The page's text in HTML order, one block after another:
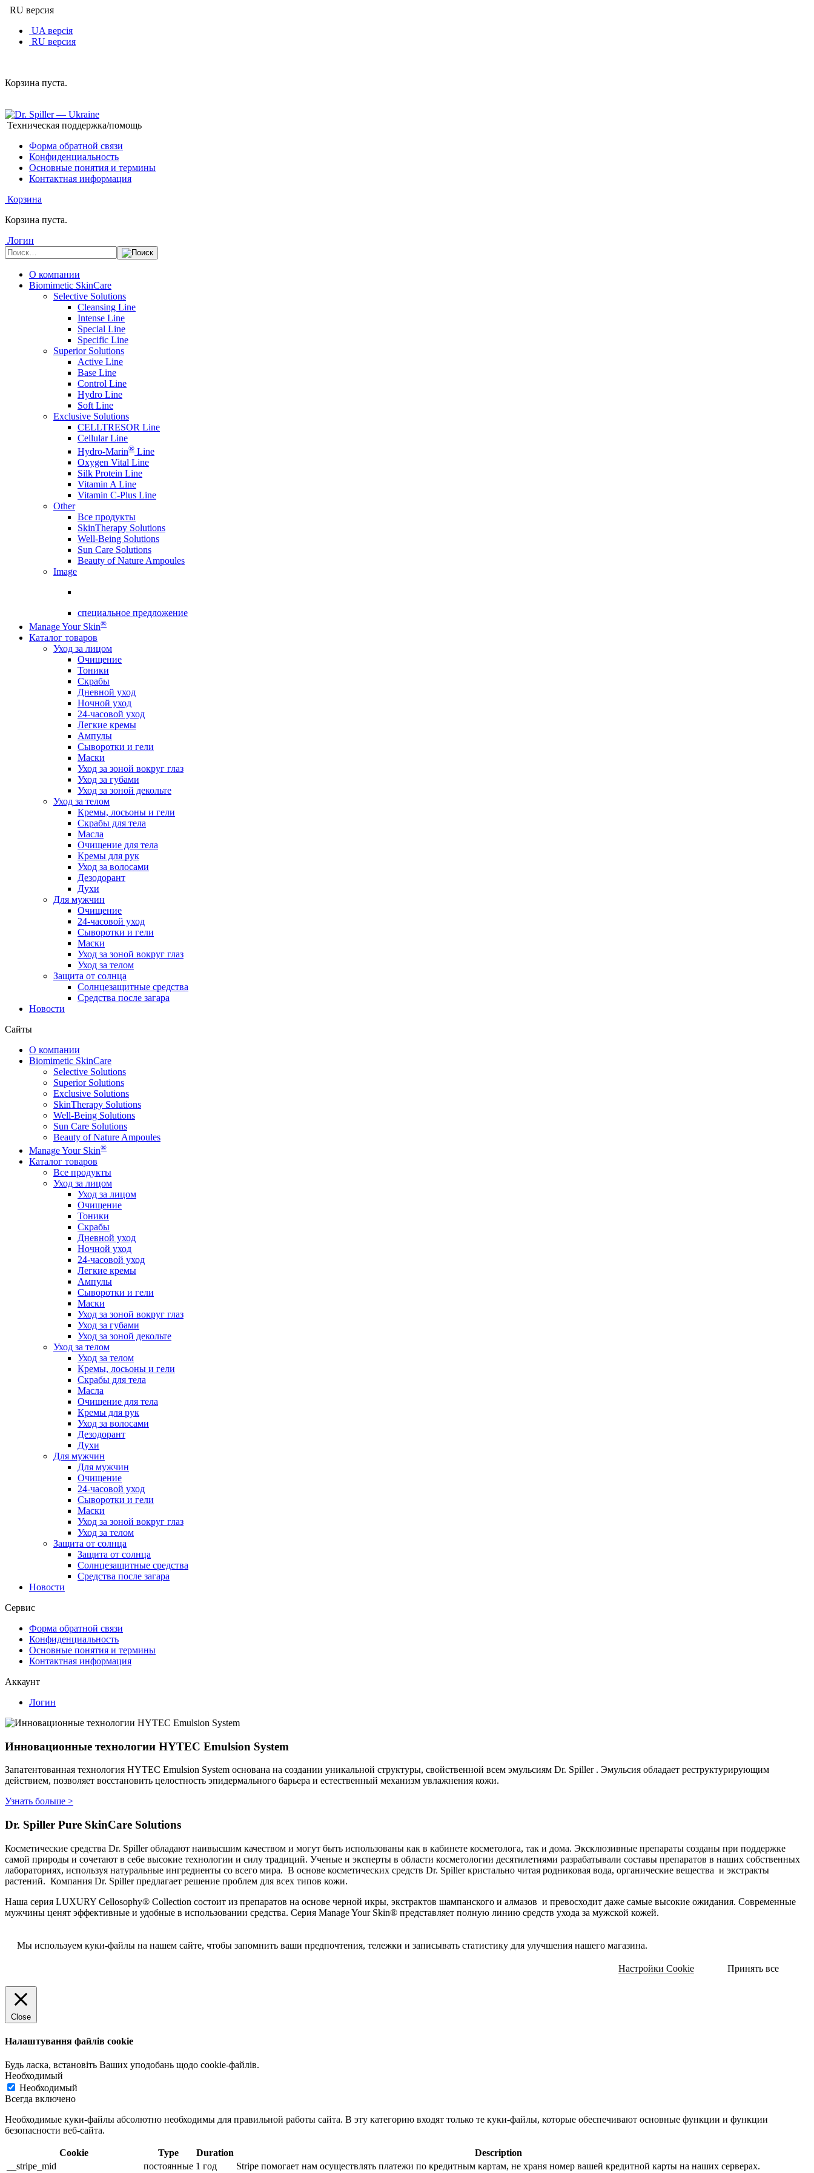
RU версия
UA версія
RU версия
Корзина пуста.
Техническая поддержка/помощь
Форма обратной связи
Конфиденциальность
Основные понятия и термины
Контактная информация
Корзина
Корзина пуста.
Логин
О компании
Biomimetic SkinCare
Selective Solutions
Cleansing Line
Intense Line
Special Line
Specific Line
Superior Solutions
Active Line
Base Line
Control Line
Hydro Line
Soft Line
Exclusive Solutions
CELLTRESOR Line
Cellular Line
Hydro-Marin® Line
Oxygen Vital Line
Silk Protein Line
Vitamin A Line
Vitamin C-Plus Line
Other
Все продукты
SkinTherapy Solutions
Well-Being Solutions
Sun Care Solutions
Beauty of Nature Ampoules
Image
специальное предложение
Manage Your Skin®
Каталог товаров
Уход за лицом
Очищение
Тоники
Скрабы
Дневной уход
Ночной уход
24-часовой уход
Легкие кремы
Ампулы
Сыворотки и гели
Маски
Уход за зоной вокруг глаз
Уход за губами
Уход за зоной декольте
Уход за телом
Кремы, лосьоны и гели
Скрабы для тела
Масла
Очищение для тела
Кремы для рук
Уход за волосами
Дезодорант
Духи
Для мужчин
Очищение
24-часовой уход
Сыворотки и гели
Маски
Уход за зоной вокруг глаз
Уход за телом
Защита от солнца
Солнцезащитные средства
Средства после загара
Новости
Сайты
О компании
Biomimetic SkinCare
Selective Solutions
Superior Solutions
Exclusive Solutions
SkinTherapy Solutions
Well-Being Solutions
Sun Care Solutions
Beauty of Nature Ampoules
Manage Your Skin®
Каталог товаров
Все продукты
Уход за лицом
Уход за лицом
Очищение
Тоники
Скрабы
Дневной уход
Ночной уход
24-часовой уход
Легкие кремы
Ампулы
Сыворотки и гели
Маски
Уход за зоной вокруг глаз
Уход за губами
Уход за зоной декольте
Уход за телом
Уход за телом
Кремы, лосьоны и гели
Скрабы для тела
Масла
Очищение для тела
Кремы для рук
Уход за волосами
Дезодорант
Духи
Для мужчин
Для мужчин
Очищение
24-часовой уход
Сыворотки и гели
Маски
Уход за зоной вокруг глаз
Уход за телом
Защита от солнца
Защита от солнца
Солнцезащитные средства
Средства после загара
Новости
Сервис
Форма обратной связи
Конфиденциальность
Основные понятия и термины
Контактная информация
Аккаунт
Логин
Инновационные технологии HYTEC Emulsion System
Запатентованная технология HYTEC Emulsion System основана на создании уникальной структуры, свойственной всем эмульсиям Dr. Spiller . Эмульсия обладает реструктурирующим
действием, позволяет восстановить целостность эпидермального барьера и естественный механизм увлажнения кожи.
Узнать больше >
Dr. Spiller Pure SkinCare Solutions
Косметические средства Dr. Spiller обладают наивысшим качеством и могут быть использованы как в кабинете косметолога, так и дома. Эксклюзивные препараты созданы при поддержке
самой природы и сочетают в себе высокие технологии и силу традиций. Ученые и эксперты в области косметологии десятилетиями разрабатывали составы препаратов в наших собственных
лабораториях, используя натуральные ингредиенты со всего мира. В основе косметических средств Dr. Spiller кристально читая родниковая вода, органические вещества и экстракты
растений. Компания Dr. Spiller предлагает решение проблем для всех типов кожи.
Наша серия LUXURY Cellosophy® Collection состоит из препаратов на основе черной икры, экстрактов шампанского и алмазов и превосходит даже самые высокие ожидания. Современные
мужчины ценят эффективные и удобные в использовании средства. Серия Manage Your Skin® представляет полную линию средств ухода за мужской кожей.
Мы используем куки-файлы на нашем сайте, чтобы запомнить ваши предпочтения, тележки и записывать статистику для улучшения нашего магазина.
Настройки Cookie Принять все
Close
Налаштування файлів cookie
Будь ласка, встановіть Ваших уподобань щодо cookie-файлів.
Необходимый
Необходимый
Всегда включено
Необходимые куки-файлы абсолютно необходимы для правильной работы сайта. В эту категорию входят только те куки-файлы, которые обеспечивают основные функции и функции
безопасности веб-сайта.
Cookie Type Duration
Description
__stripe_mid
постоянные 1 год Stripe помогает нам осуществлять платежи по кредитным картам, не храня номер вашей кредитной карты на наших серверах.